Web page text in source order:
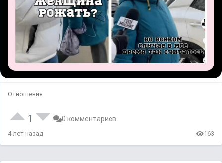
Отношения
1 0 комментариев
4 лет назад 163